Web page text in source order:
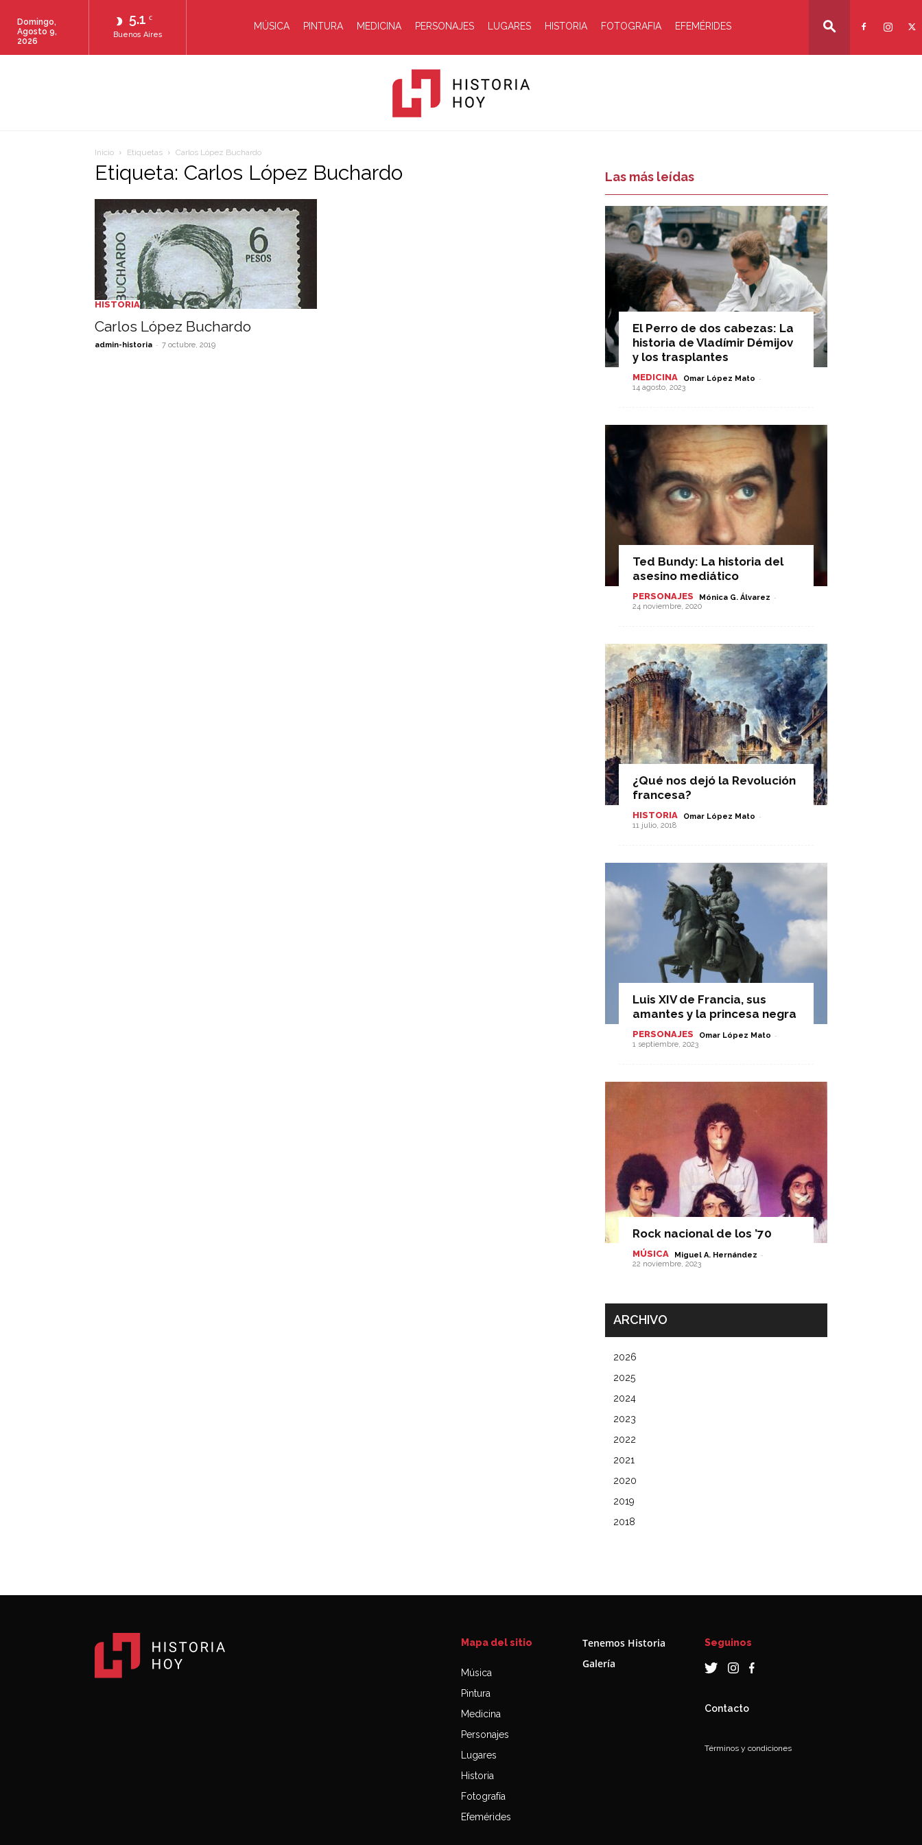
5.1 C
Buenos Aires
Domingo,
Agosto 9,
2026
MÚSICA PINTURA MEDICINA PERSONAJES LUGARES HISTORIA FOTOGRAFIA EFEMÉRIDES
Inicio Etiquetas Carlos López Buchardo
Etiqueta: Carlos López Buchardo
HISTORIA
Carlos López Buchardo
admin-historia - 7 octubre, 2019
Las más leídas
El Perro de dos cabezas: La
historia de Vladímir Démijov
y los trasplantes
MEDICINA Omar López Mato -
14 agosto, 2023
Ted Bundy: La historia del
asesino mediático
PERSONAJES Mónica G. Álvarez -
24 noviembre, 2020
¿Qué nos dejó la Revolución
francesa?
HISTORIA Omar López Mato -
11 julio, 2018
Luis XIV de Francia, sus
amantes y la princesa negra
PERSONAJES Omar López Mato -
1 septiembre, 2023
Rock nacional de los ’70
MÚSICA Miguel A. Hernández -
22 noviembre, 2023
ARCHIVO
2026
2025
2024
2023
2022
2021
2020
2019
2018
Mapa del sitio
Música
Pintura
Medicina
Personajes
Lugares
Historia
Fotografía
Efemérides
Tenemos Historia
Galería
Seguinos
Contacto
Términos y condiciones